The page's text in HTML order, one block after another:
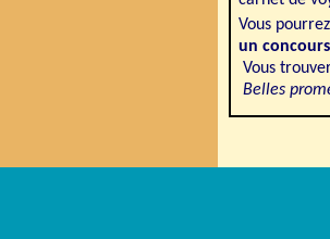
Vous
un
Vous
Belles